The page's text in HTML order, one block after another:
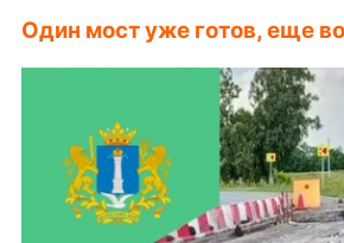
Один мост уже готов, еще